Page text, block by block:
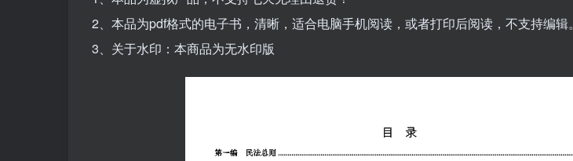
2、本品为pdf格式的电子书，清晰，适合电脑手机阅读，或者打印后阅读，不支持编辑。
3、关于水印：本商品为无水印版